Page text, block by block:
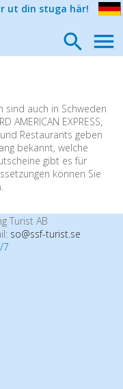
ut din stuga här!
auch in Schweden
AMERICAN EXPRESS,
Restaurants geben
bekannt, welche
gibt es für
können Sie
Turist AB
so@ssf-turist.se
7